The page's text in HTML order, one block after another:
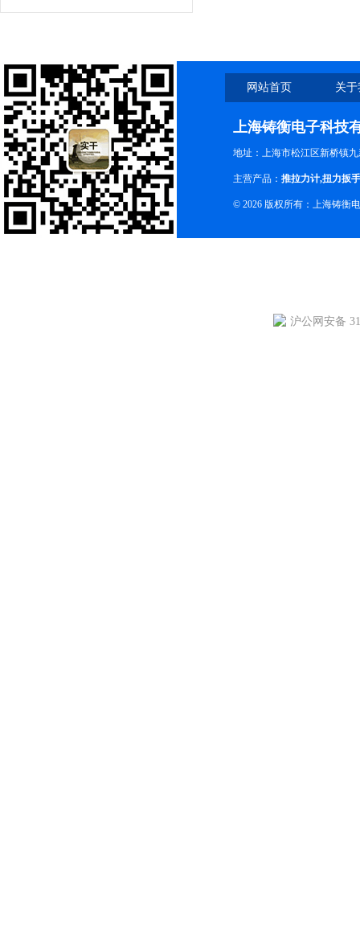
网站首页 关
上海铸衡电子科技
地址：上海市松江区新桥镇
主营产品： 推拉力计,扭力扳手
© 2026 版权所有：上海铸衡
沪公网安备